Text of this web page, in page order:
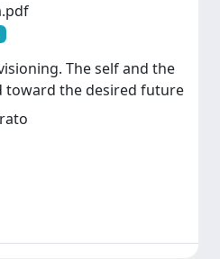
The self and the
toward the desired future